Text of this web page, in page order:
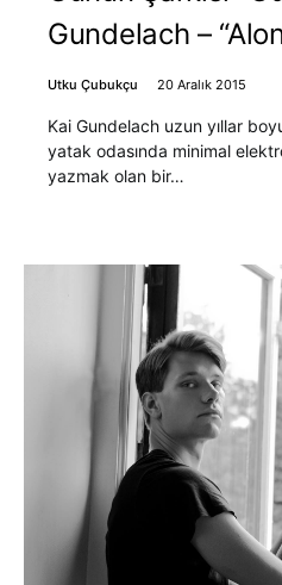
Gundelach –
Utku Çubukçu 20 Aralık 2015
Kai Gundelach uzun yıllar
yatak odasında minimal
yazmak olan bir…